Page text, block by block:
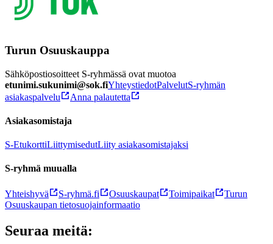
Turun Osuuskauppa
Sähköpostiosoitteet S-ryhmässä ovat muotoa
etunimi.sukunimi@sok.fiYhteystiedotPalvelutS-ryhmän
asiakaspalvelu
Anna palautetta
Asiakasomistaja
S-EtukorttiLiittymisedutLiity asiakasomistajaksi
S-ryhmä muualla
Yhteishyvä S-ryhmä.fi Osuuskaupat Toimipaikat
Turun
Osuuskaupan tietosuojainformaatio
Seuraa meitä: